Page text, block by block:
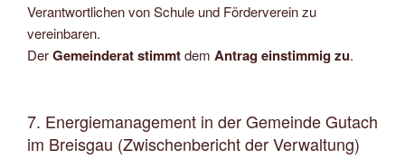
Verantwortlichen von Schule und Förderverein zu
vereinbaren.
DerGemeinderat stimmtdem Antrag einstimmig zu.
7. Energiemanagement in der Gemeinde Gutach
im Breisgau (Zwischenbericht der Verwaltung)